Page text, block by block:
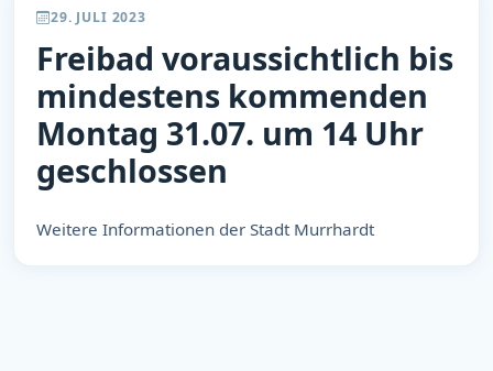
29. JULI 2023
Freibad voraussichtlich bis
mindestens kommenden
Montag 31.07. um 14 Uhr
geschlossen
Weitere Informationen der Stadt Murrhardt